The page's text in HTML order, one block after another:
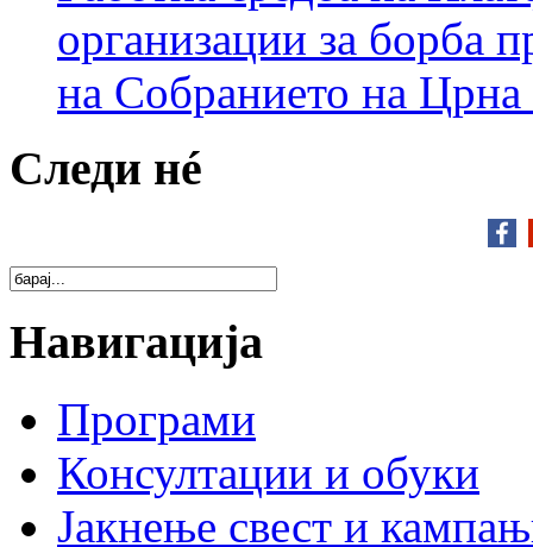
организации за борба
на Собранието на Црна
Следи нé
Навигација
Програми
Консултации и обуки
Јакнење свест и